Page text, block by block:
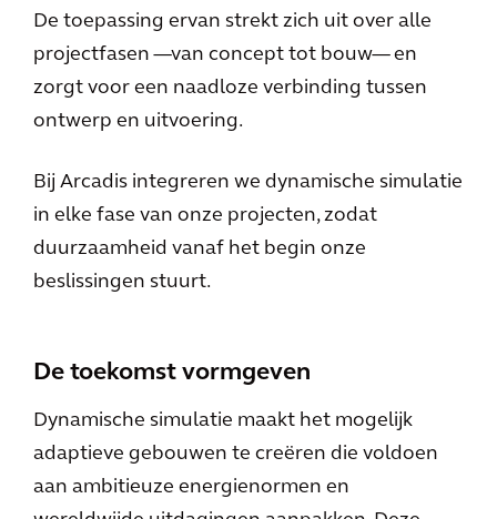
De toepassing ervan strekt zich uit over alle
projectfasen —van concept tot bouw— en
zorgt voor een naadloze verbinding tussen
ontwerp en uitvoering.
Bij Arcadis integreren we dynamische simulatie
in elke fase van onze projecten, zodat
duurzaamheid vanaf het begin onze
beslissingen stuurt.
De toekomst vormgeven
Dynamische simulatie maakt het mogelijk
adaptieve gebouwen te creëren die voldoen
aan ambitieuze energienormen en